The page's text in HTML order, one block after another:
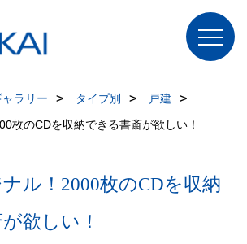
ラリー タイプ別
戸建
枚のCDを収納できる書斎が欲しい！
ル！2000枚のCDを収納
欲しい！